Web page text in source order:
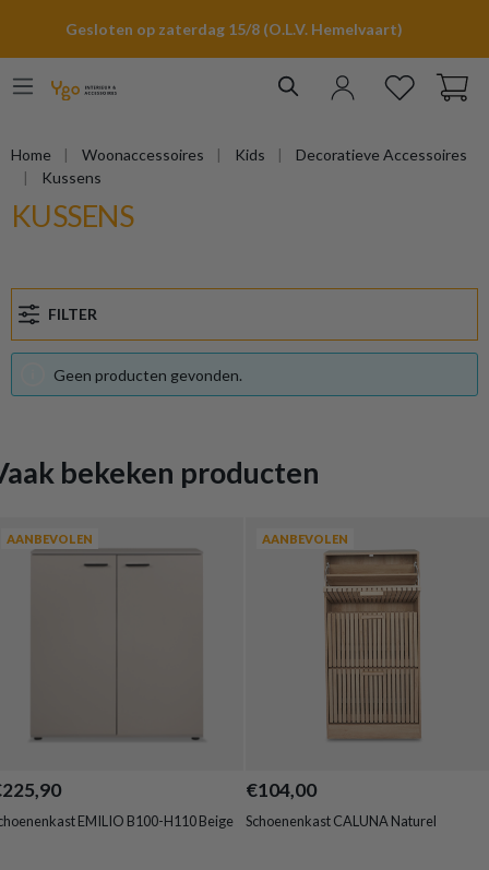
Gesloten op zaterdag 15/8 (O.L.V. Hemelvaart)
Home Woonaccessoires Kids
Decoratieve Accessoires
Kussens
KUSSENS
FILTER
Geen producten gevonden.
bekeken producten
AANBEVOLEN
EMILIO B100-H110 Beige
AANBEVOLEN
€104,00
Schoenenkast CALUNA Naturel